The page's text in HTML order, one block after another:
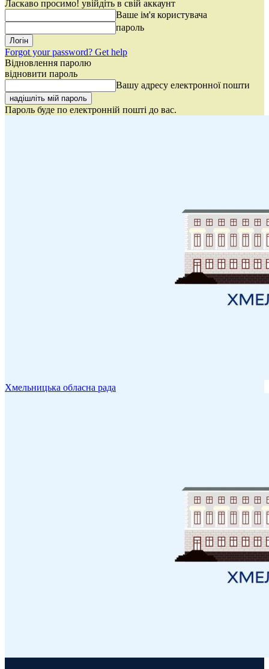
Ласкаво просимо! увійдіть в свій аккаунт
Ваше ім'я користувача
пароль
Forgot your password? Get help
Відновлення паролю
відновити пароль
Вашу адресу електронної пошти
Пароль буде по електронній пошті до вас.
Хмельницька обласна рада